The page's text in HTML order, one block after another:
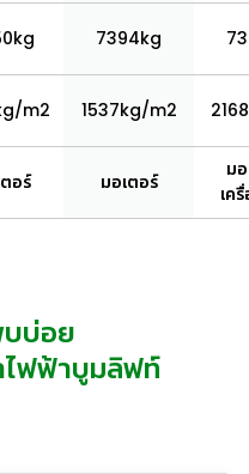
7394kg
m2 1537kg/m2
อร์ มอเตอร์
ม
เค
บ่อย
ไฟฟ้าบูมลิฟท์